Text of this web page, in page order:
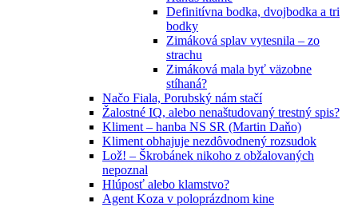
Definitívna bodka, dvojbodka a tri
bodky
Zimáková splav vytesnila – zo
strachu
Zimáková mala byť väzobne
stíhaná?
Načo Fiala, Porubský nám stačí
Žalostné IQ, alebo nenaštudovaný trestný spis?
Kliment – hanba NS SR (Martin Daňo)
Kliment obhajuje nezdôvodnený rozsudok
Lož! – Škrobánek nikoho z obžalovaných
nepoznal
Hlúposť alebo klamstvo?
Agent Koza v poloprázdnom kine